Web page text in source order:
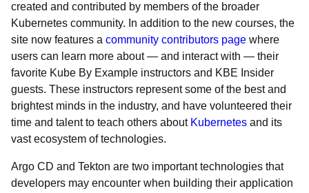
created and contributed by members of the broader
Kubernetes community. In addition to the new courses, the
site now features a community contributors page where
users can learn more about — and interact with — their
favorite Kube By Example instructors and KBE Insider
guests. These instructors represent some of the best and
brightest minds in the industry, and have volunteered their
time and talent to teach others about Kubernetes and its
vast ecosystem of technologies.
Argo CD and Tekton are two important technologies that
developers may encounter when building their application